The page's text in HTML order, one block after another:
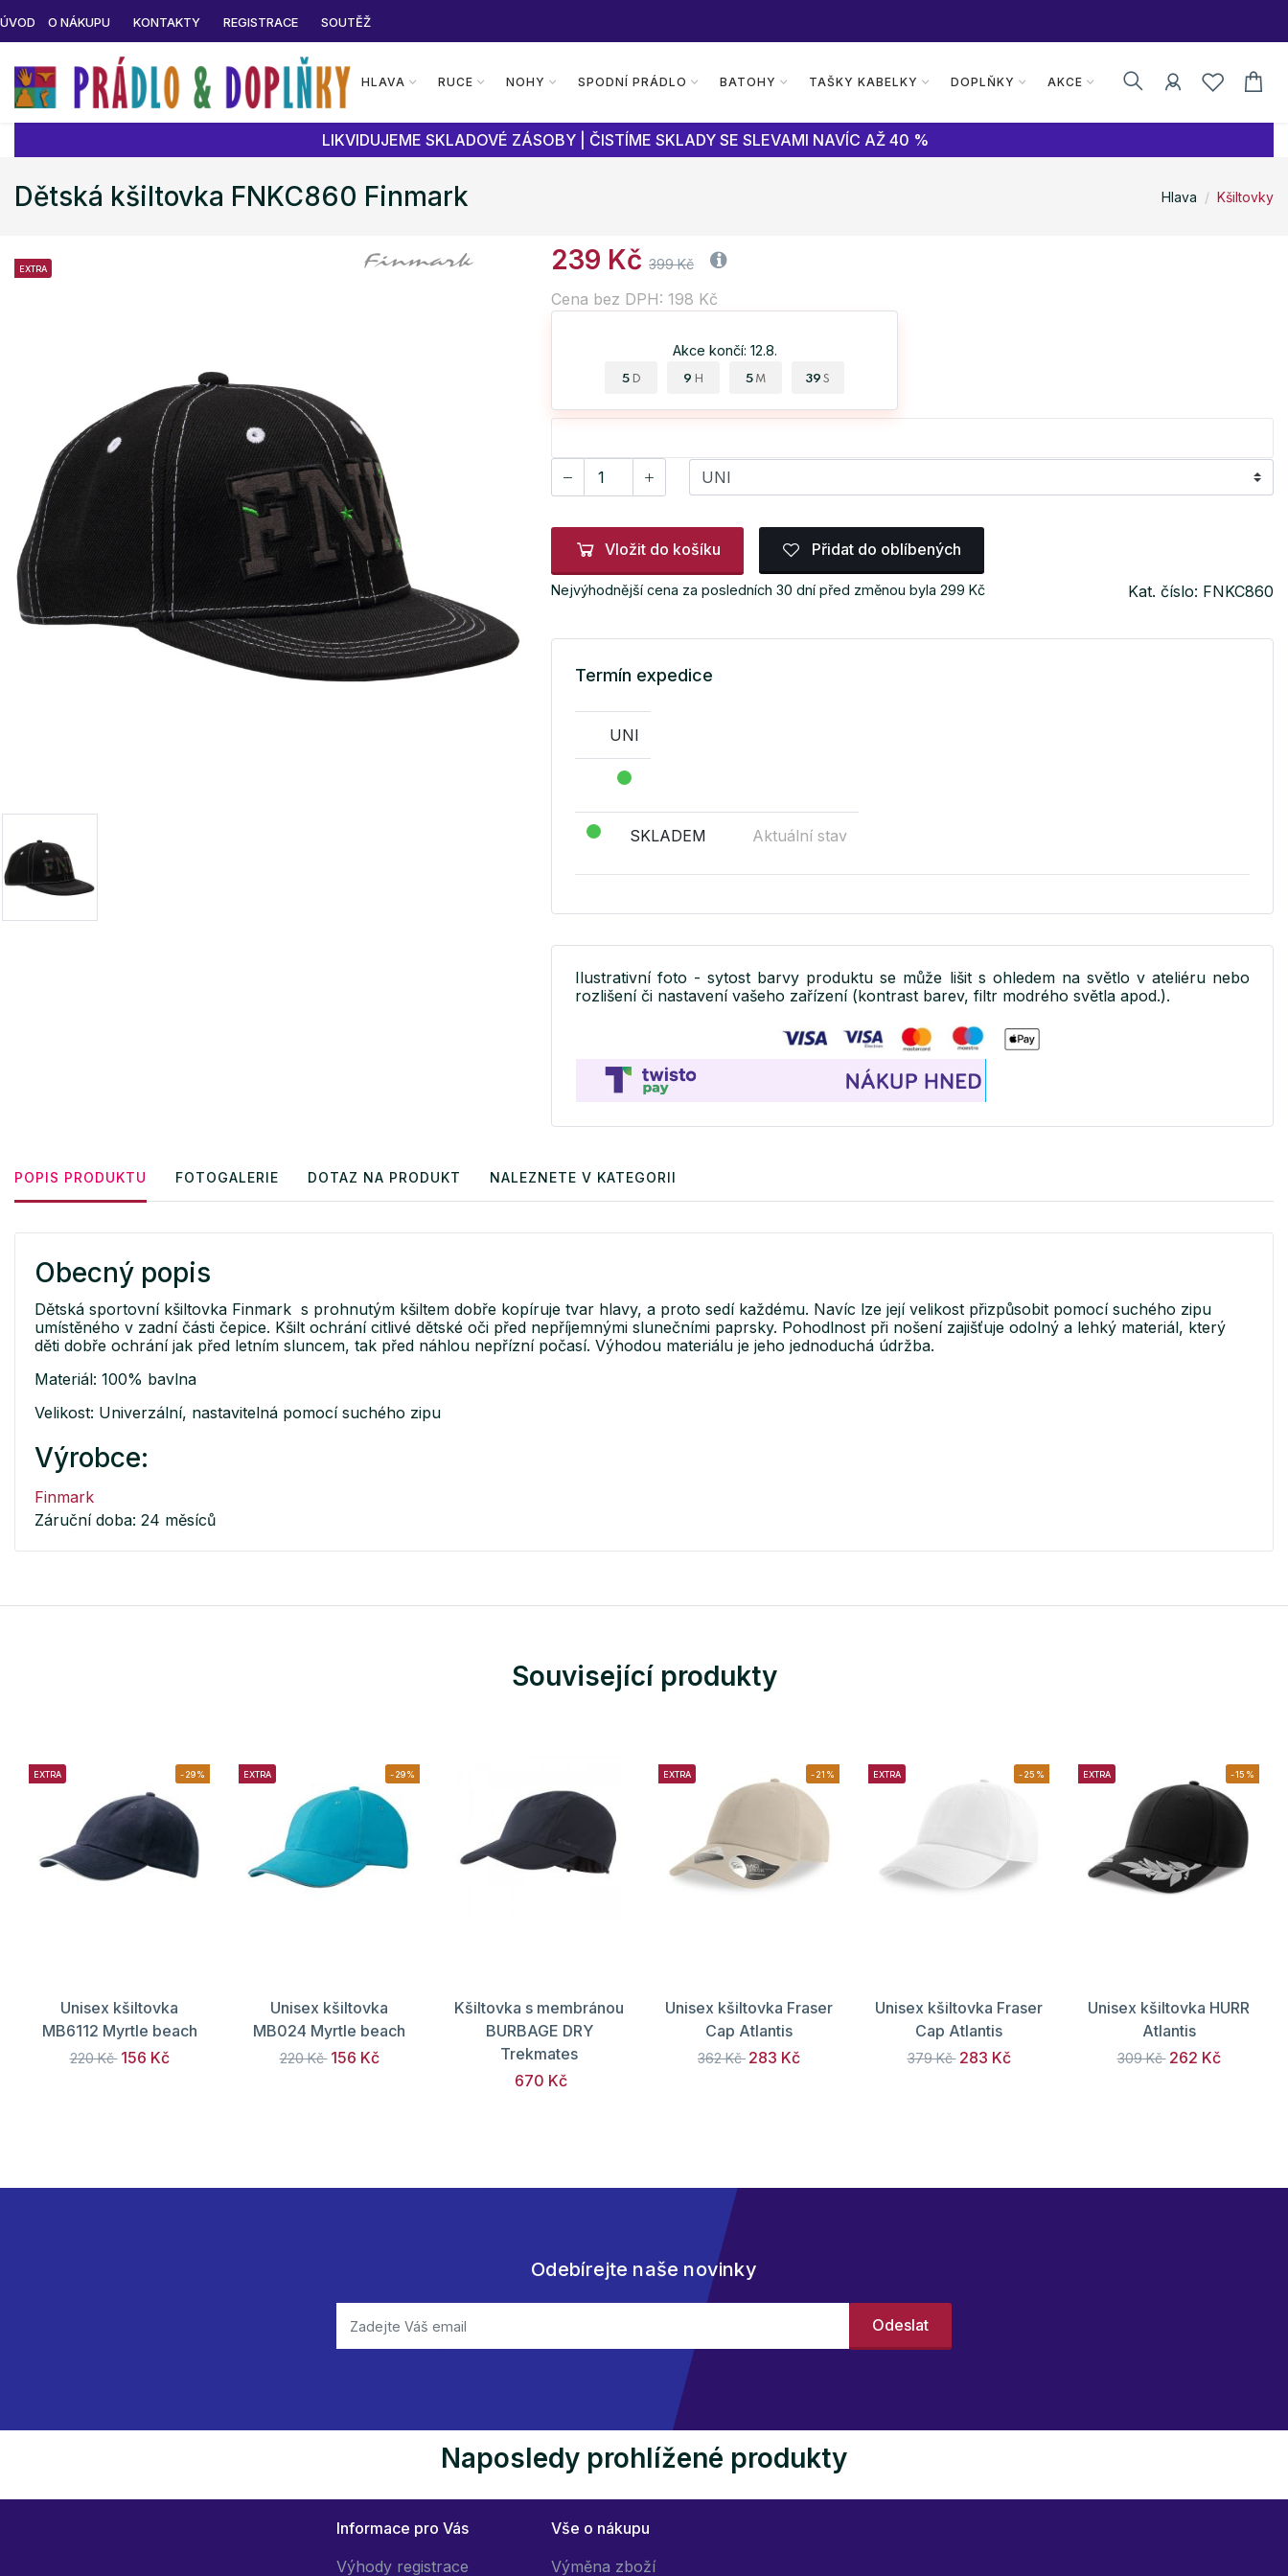
ÚVOD O NÁKUPU KONTAKTY REGISTRACE SOUTĚŽ
HLAVA RUCE NOHY SPODNÍ PRÁDLO BATOHY TAŠKY KABELKY DOPLŇKY AKCE
LIKVIDUJEME SKLADOVÉ ZÁSOBY | ČISTÍME SKLADY SE SLEVAMI NAVÍC AŽ 40 %
Dětská kšiltovka FNKC860 Finmark Hlava Kšiltovky
EXTRA 239 Kč 399 Kč
Cena bez DPH: 198 Kč
Akce končí: 12.8.
5 D 9 H 5 M 38 S
Vložit do košíku Přidat do oblíbených
Nejvýhodnější cena za posledních 30 dní před změnou byla 299 Kč Kat. číslo: FNKC860
Termín expedice
UNI
SKLADEM Aktuální stav
Ilustrativní foto - sytost barvy produktu se může lišit s ohledem na světlo v ateliéru nebo
rozlišení či nastavení vašeho zařízení (kontrast barev, filtr modrého světla apod.).
POPIS PRODUKTU FOTOGALERIE DOTAZ NA PRODUKT NALEZNETE V KATEGORII
Obecný popis
Dětská sportovní kšiltovka Finmark s prohnutým kšiltem dobře kopíruje tvar hlavy, a proto sedí každému. Navíc lze její velikost přizpůsobit pomocí suchého zipu
umístěného v zadní části čepice. Kšilt ochrání citlivé dětské oči před nepříjemnými slunečními paprsky. Pohodlnost při nošení zajišťuje odolný a lehký materiál, který
děti dobře ochrání jak před letním sluncem, tak před náhlou nepřízní počasí. Výhodou materiálu je jeho jednoduchá údržba.
Materiál: 100% bavlna
Velikost: Univerzální, nastavitelná pomocí suchého zipu
Výrobce:
Finmark
Záruční doba: 24 měsíců
Související produkty
EXTRA -29%
Unisex kšiltovka
MB6112 Myrtle beach
220 Kč 156 Kč
EXTRA -29%
Unisex kšiltovka
MB024 Myrtle beach
220 Kč 156 Kč
Kšiltovka s membránou
BURBAGE DRY
Trekmates
670 Kč
EXTRA -21%
Unisex kšiltovka Fraser
Cap Atlantis
362 Kč 283 Kč
EXTRA -25%
Unisex kšiltovka Fraser
Cap Atlantis
379 Kč 283 Kč
EXTRA -15%
Unisex kšiltovka HURR
Atlantis
309 Kč 262 Kč
Odebírejte naše novinky
Naposledy prohlížené produkty
Informace pro Vás
Výhody registrace
Vše o nákupu
Výměna zboží